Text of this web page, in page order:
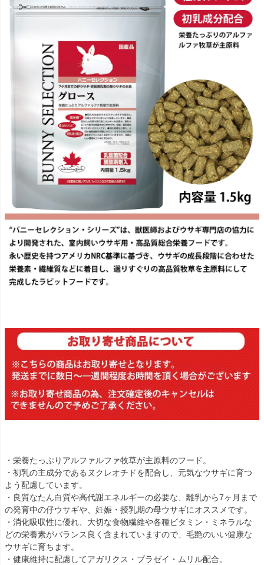
・栄養たっぷりアルファルファ牧草が主原料のフード。
・初乳の主成分であるヌクレオチドを配合し、元気なウサギに育つ
よう配慮しています。
・良質なたん白質や高代謝エネルギーの必要な、離乳から7ヶ月まで
の発育中の仔ウサギや、妊娠・授乳期の母ウサギにオススメです。
・消化吸収性に優れ、大切な食物繊維や各種ビタミン・ミネラルな
どの栄養素がバランス良く含まれていますので、毛艶のいい健康な
ウサギに育ちます。
・健康維持に配慮してアガリクス・ブラゼイ・ムリル配合。